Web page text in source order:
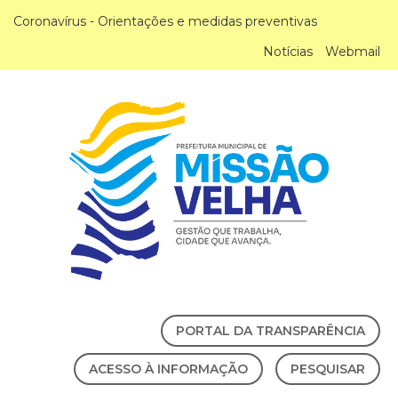
Coronavírus - Orientações e medidas preventivas
Notícias
Webmail
PORTAL DA TRANSPARÊNCIA
ACESSO À INFORMAÇÃO PESQUISAR